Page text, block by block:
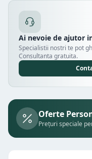
Ai nevoie de ajutor
Specialistii nostri te pot
Consultanta gratuita.
Oferte
Prețuri speciale